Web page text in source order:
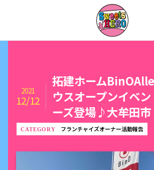
拓建ホーム
ウスオープンイベ
ーズ登場♪大牟田市
2021
12/12
フランチャイズオーナー活動報告